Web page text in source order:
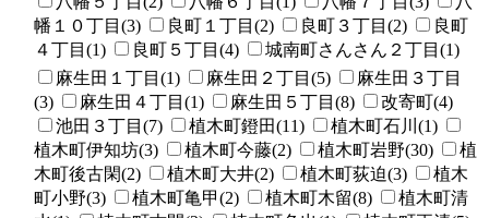
幡１０丁目(3)
良町１丁目(2) 良町３丁目(2)
良町
４丁目(1)
良町５丁目(4) 城南町さんさん２丁目(1)
麻生田１丁目(1) 麻生田２丁目(5)
麻生田３丁目
(3)
麻生田４丁目(1) 麻生田５丁目(8)
改寄町(4)
池田３丁目(7)
植木町鐙田(11)
植木町石川(1)
植木町伊知坊(3)
植木町今藤(2) 植木町岩野(30)
植
木町後古閑(2)
植木町大井(2) 植木町荻迫(3)
植木
町小野(3)
植木町亀甲(2) 植木町木留(8)
植木町清